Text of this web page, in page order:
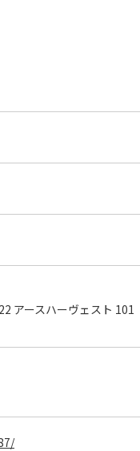
アースハーヴェスト 101